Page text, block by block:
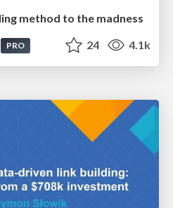
method to the madness
PRO 24 4.1k